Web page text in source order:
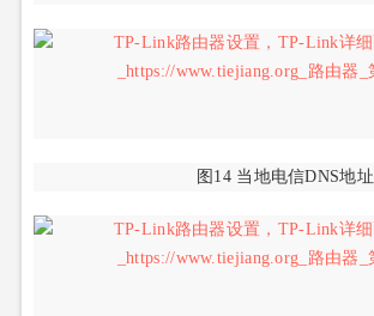
图14 当地电信DNS地址